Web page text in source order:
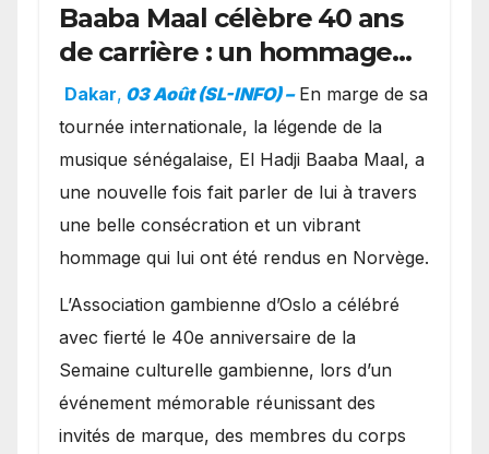
Baaba Maal célèbre 40 ans
de carrière : un hommage
exceptionnel à Oslo en
présence de la famille
royale.
Dakar, 03 Août (SL-INFO) – ​En marge de sa
tournée internationale, la légende de la
musique sénégalaise, El Hadji Baaba Maal, a
une nouvelle fois fait parler de lui à travers
une belle consécration et un vibrant
hommage qui lui ont été rendus en Norvège.
​L’Association gambienne d’Oslo a célébré
avec fierté le 40e anniversaire de la
Semaine culturelle gambienne, lors d’un
événement mémorable réunissant des
invités de marque, des membres du corps